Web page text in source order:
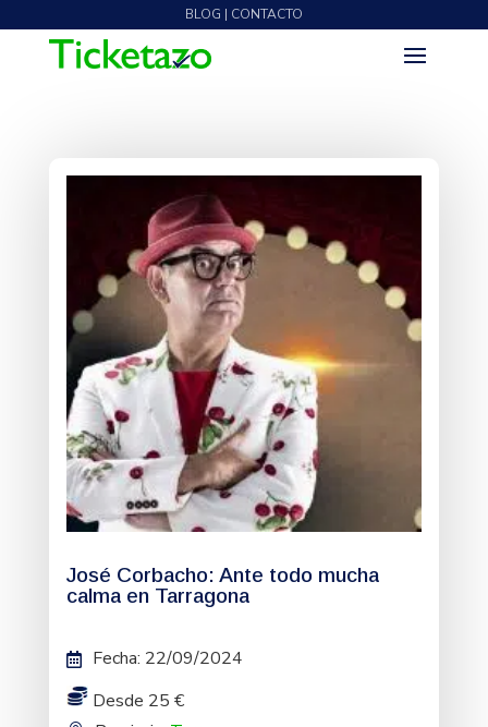
BLOG | CONTACTO
José Corbacho: Ante todo mucha
calma en Tarragona
Fecha: 22/09/2024
Desde 25 €